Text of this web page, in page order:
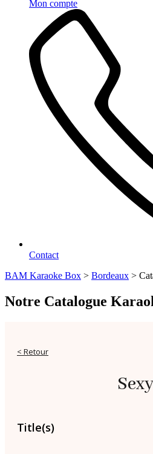
Mon compte
Contact
BAM Karaoke Box > Bordeaux >
Notre Catalogue
< Retour
Sexy
Title(s)